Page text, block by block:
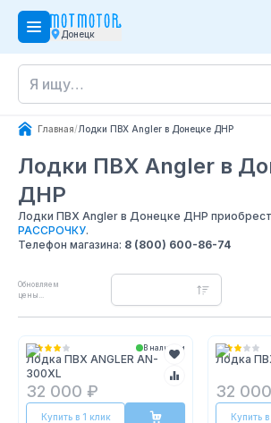
Донецк
Главная/Лодки ПВХ Angler в Донецке ДНР
Лодки ПВХ Angler в
ДНР
Лодки ПВХ Angler в Донецке ДНР
РАССРОЧКУ.
Телефон магазина: 8 (800) 600-86-74
Обновляем
цены...
В наличии
Лодка ПВХ ANGLER AN-
300XL
32 000 ₽
Купить в 1 клик
Лодка
32
Купить